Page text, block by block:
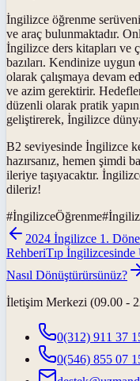
İngilizce öğrenme
ve araç bulunmaktadır.
İngilizce ders kitapları ve
bazıları. Kendinize
olarak çalışmaya devam
ve azim gerektirir.
düzenli olarak pratik
geliştirerek, İngilizce
B2 seviyesinde İngilizce
hazırsanız, hemen şimdi
ileriye taşıyacaktır.
dileriz!
#İngilizceÖğrenme#
2024 İngilizce 1.
RehberiTıp İngilizcesinde
Nasıl Dönüştürürsünüz?
İletişim Merkezi (09.00 -
0(312) 911 37
0(546) 855 07